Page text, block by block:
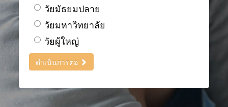
วัยมัธยมปลาย
วัยมหาวิทยาลัย
วัยผู้ใหญ่
ดำเนินการต่อ